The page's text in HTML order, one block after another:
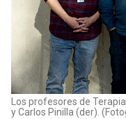
Los profesores de
y Carlos Pinilla (der).